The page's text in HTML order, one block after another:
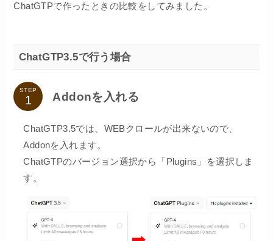
ChatGTPで作ったときの比較をしてみました。
ChatGTP3.5で行う場合
STEP
Addonを入れる
ChatGTP3.5では、WEBクロールが出来ないので、
Addonを入れます。
ChatGTPのバージョン選択から「Plugins」を選択しま
す。